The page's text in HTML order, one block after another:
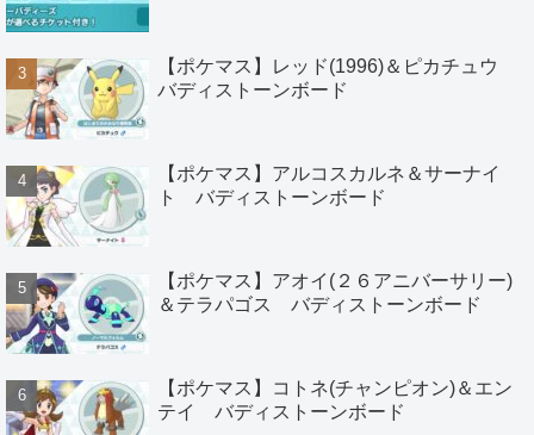
【ポケマス】レッド(1996)＆ピカチュウ
バディストーンボード
【ポケマス】アルコスカルネ＆サーナイ
ト バディストーンボード
【ポケマス】アオイ(２６アニバーサリー)
＆テラパゴス バディストーンボード
【ポケマス】コトネ(チャンピオン)＆エン
テイ バディストーンボード